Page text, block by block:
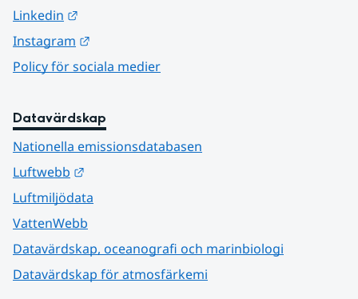
Linkedin
Instagram
Policy för sociala medier
Datavärdskap
Nationella emissionsdatabasen
Luftwebb
Luftmiljödata
VattenWebb
Datavärdskap, oceanografi och marinbiologi
Datavärdskap för atmosfärkemi